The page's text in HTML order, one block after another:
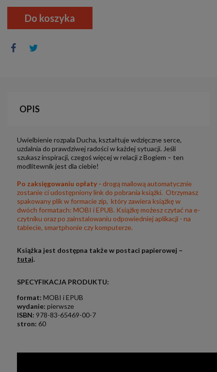
Do koszyka
OPIS
Uwielbienie rozpala Ducha, kształtuje wdzięczne serce,
uzdalnia do prawdziwej radości w każdej sytuacji. Jeśli
szukasz inspiracji, czegoś więcej w relacji z Bogiem – ten
modlitewnik jest dla ciebie!
Po zaksięgowaniu opłaty - drogą mailową automatycznie
zostanie ci udostępniony link do pobrania książki. Otrzymasz
spakowany plik w formacie zip, który zawiera książkę w
dwóch formatach: MOBI i EPUB. Książkę możesz czytać na e-
czytniku oraz po zainstalowaniu odpowiedniej aplikacji - na
tablecie, smartphonie czy komputerze.
Książka jest dostępna także w postaci papierowej –
tutaj.
SPECYFIKACJA PRODUKTU:
format: MOBI i EPUB
wydanie: pierwsze
ISBN: 978-83-65469-00-7
stron: 60